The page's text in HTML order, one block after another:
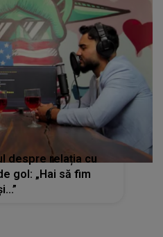
despre relația cu
gol: „Hai să fim